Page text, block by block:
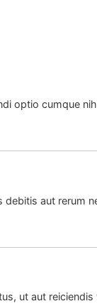
optio cumque
aut rerum
ut aut